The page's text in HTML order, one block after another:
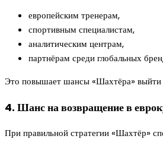
европейским тренерам,
спортивным специалистам,
аналитическим центрам,
партнёрам среди глобальных
Это повышает шансы «Шахтёра» выйти
4. Шанс на возвращение в
При правильной стратегии «Шахтёр»